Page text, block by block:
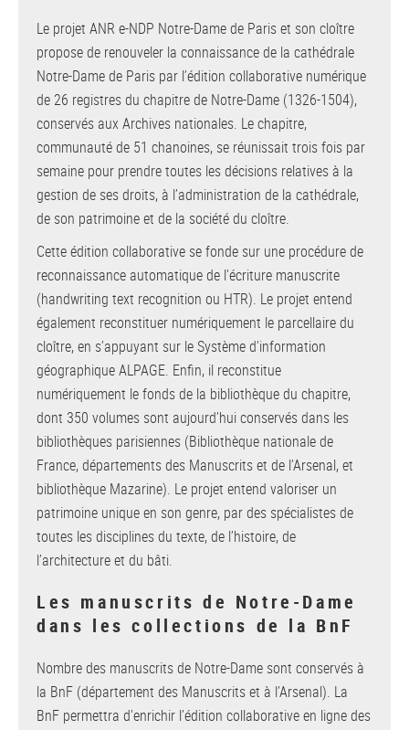
Le projet ANR e-NDP Notre-Dame de Paris et son cloître
propose de renouveler la connaissance de la cathédrale
Notre-Dame de Paris par l’édition collaborative numérique
de 26 registres du chapitre de Notre-Dame (1326-1504),
conservés aux Archives nationales. Le chapitre,
communauté de 51 chanoines, se réunissait trois fois par
semaine pour prendre toutes les décisions relatives à la
gestion de ses droits, à l’administration de la cathédrale,
de son patrimoine et de la société du cloître.
Cette édition collaborative se fonde sur une procédure de
reconnaissance automatique de l’écriture manuscrite
(handwriting text recognition ou HTR). Le projet entend
également reconstituer numériquement le parcellaire du
cloître, en s’appuyant sur le Système d’information
géographique ALPAGE. Enfin, il reconstitue
numériquement le fonds de la bibliothèque du chapitre,
dont 350 volumes sont aujourd’hui conservés dans les
bibliothèques parisiennes (Bibliothèque nationale de
France, départements des Manuscrits et de l’Arsenal, et
bibliothèque Mazarine). Le projet entend valoriser un
patrimoine unique en son genre, par des spécialistes de
toutes les disciplines du texte, de l’histoire, de
l’architecture et du bâti.
Les manuscrits de Notre-Dame
dans les collections de la BnF
Nombre des manuscrits de Notre-Dame sont conservés à
la BnF (département des Manuscrits et à l’Arsenal). La
BnF permettra d’enrichir l’édition collaborative en ligne des